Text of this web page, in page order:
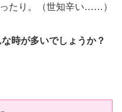
たり。（世知辛い……）
時が多いでしょうか？